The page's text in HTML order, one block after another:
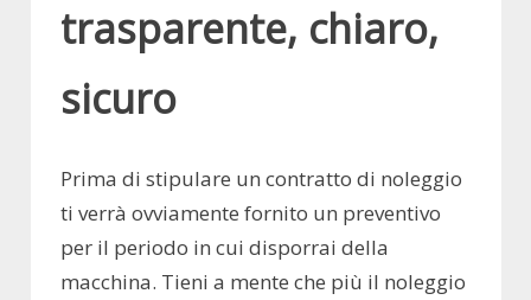
trasparente, chiaro,
sicuro
Prima di stipulare un contratto di noleggio
ti verrà ovviamente fornito un preventivo
per il periodo in cui disporrai della
macchina. Tieni a mente che più il noleggio